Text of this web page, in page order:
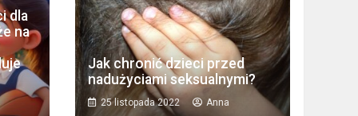
dla
na
Jak chronić dzieci przed
nadużyciami seksualnymi?
25 listopada 2022
Anna